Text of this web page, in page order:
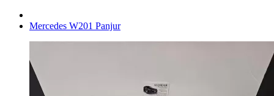
Mercedes W201 Panjur